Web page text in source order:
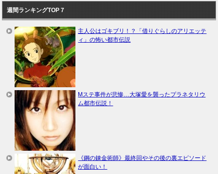
週間ランキングTOP７
主人公はゴキブリ！？「借りぐらしのアリエッテ
ィ」の怖い都市伝説
Mステ事件が悲惨…大塚愛を襲ったプラネタリウ
ム都市伝説！
《鋼の錬金術師》最終回やその後の裏エピソード
が面白い！